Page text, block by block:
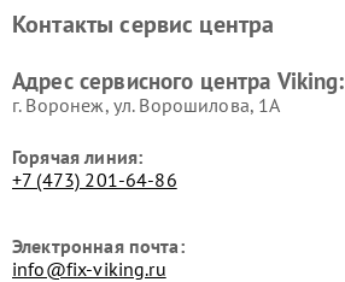
Контакты сервис центра
Адрес сервисного центра Viking:
г. Воронеж, ул. Ворошилова, 1А
Горячая линия:
+7 (473) 201-64-86
Электронная почта:
info@fix-viking.ru